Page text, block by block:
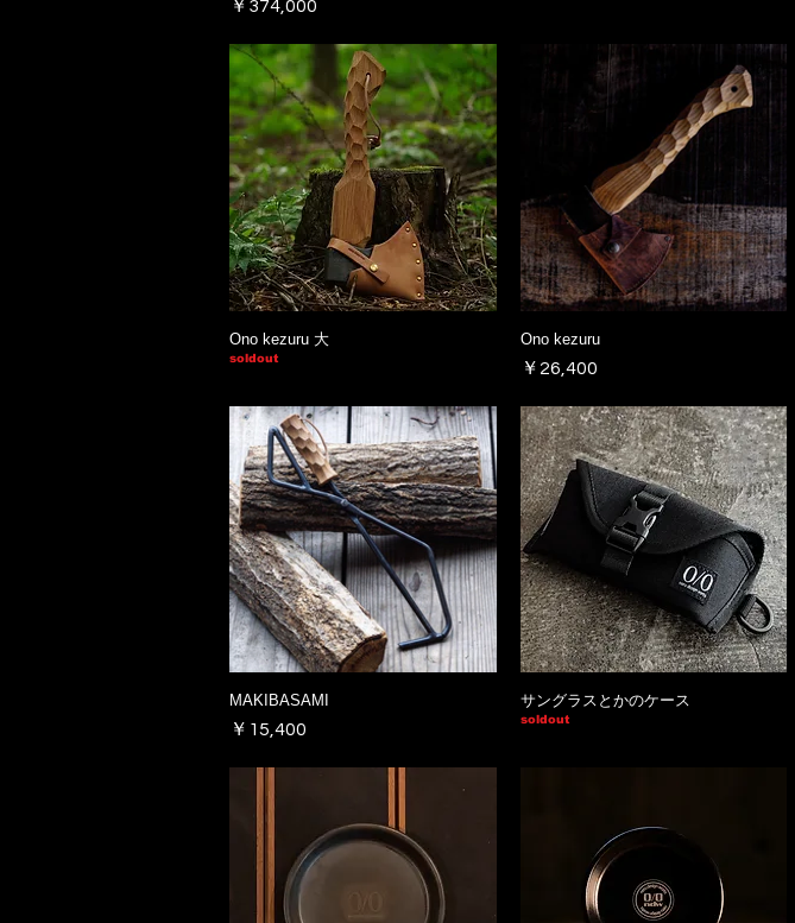
価格
￥374,000
Ono kezuru 大
soldout
Ono kezuru
価格
￥26,400
MAKIBASAMI
価格
￥15,400
サングラスとかのケース
soldout